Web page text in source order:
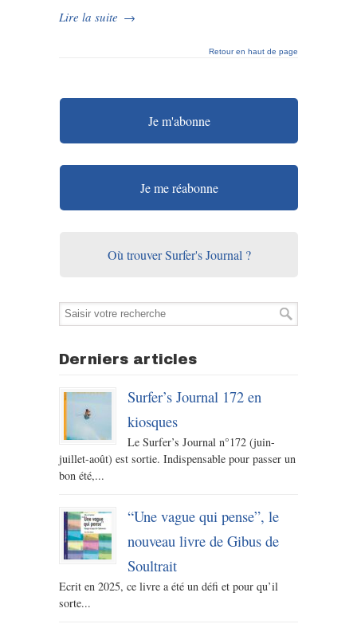
Lire la suite →
Retour en haut de page
Je m'abonne
Je me réabonne
Où trouver Surfer's Journal ?
Derniers articles
Surfer’s Journal 172 en
kiosques
Le Surfer’s Journal n°172 (juin-
juillet-août) est sortie. Indispensable pour passer un
bon été,...
“Une vague qui pense”, le
nouveau livre de Gibus de
Soultrait
Ecrit en 2025, ce livre a été un défi et pour qu’il
sorte...